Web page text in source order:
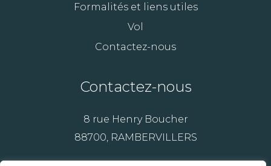
Formalités et liens utiles
Vol
Contactez-nous
Contactez-nous
8 rue Henry Boucher
88700, RAMBERVILLERS